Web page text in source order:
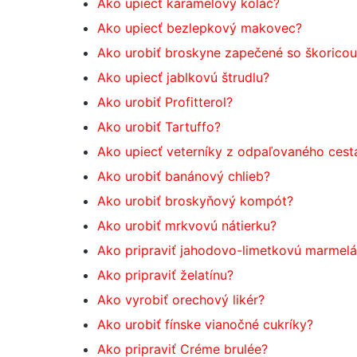
Ako upiecť bezlepkový makovec?
Ako urobiť broskyne zapečené so
Ako upiecť jablkovú štrudlu?
Ako urobiť Profitterol?
Ako urobiť Tartuffo?
Ako upiecť veterníky z odpaľovaného
Ako urobiť banánový chlieb?
Ako urobiť broskyňový kompót?
Ako urobiť mrkvovú nátierku?
Ako pripraviť jahodovo-limetkovú
Ako pripraviť želatínu?
Ako vyrobiť orechový likér?
Ako urobiť fínske vianočné cukríky?
Ako pripraviť Créme brulée?